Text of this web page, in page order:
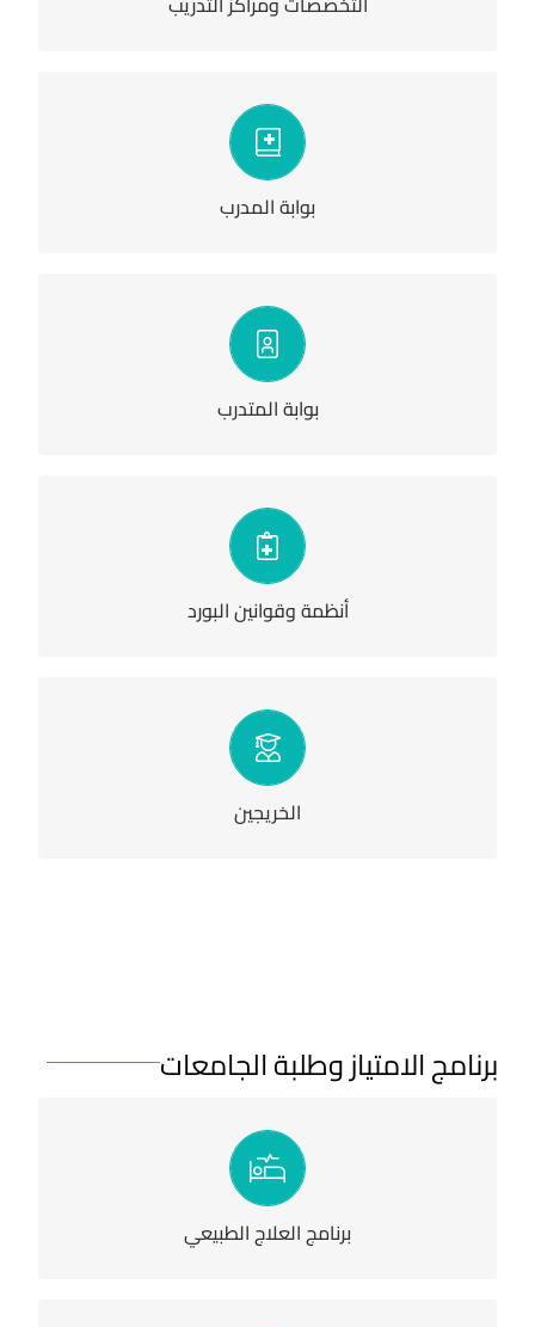
بوابة المدرب
دخول
بوابة المتدرب
دخول
أنظمة وقوانين البورد
مرفقات
الخريجين
برنامج الامتياز وطلبة الجامعات
برنامج العلاج الطبيعي
إن سنة الامتياز هي خبرة عملية تضاف إلى المعرفة النظرية و العملية
التي حصل عليها خريج كليات العلاج الطبيعي تسمح بتطبيق ما تعلمه
الخريج في المجال العملي لتساهم في تحسين جودة العمل.
للتسجيل